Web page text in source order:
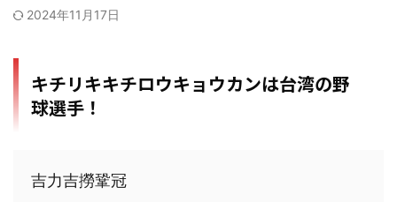
2024年11月17日
キチリキキチロウキョウカンは台湾の野
球選手！
吉力吉撈鞏冠